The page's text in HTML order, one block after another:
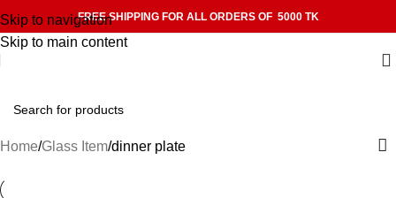
Skip to navigation
Skip to main content
FREE SHIPPING FOR ALL ORDERS OF 5000 TK
Home Glass Item dinner plate